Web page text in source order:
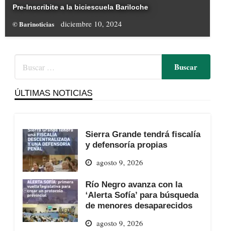
Pre-Inscribite a la biciescuela Bariloche
© Barinoticias diciembre 10, 2024
ÚLTIMAS NOTICIAS
Sierra Grande tendrá fiscalía
y defensoría propias
agosto 9, 2026
Río Negro avanza con la
‘Alerta Sofía’ para búsqueda
de menores desaparecidos
agosto 9, 2026